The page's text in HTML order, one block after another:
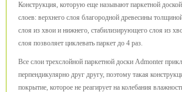
Конструкция, которую еще называют паркетной
слоев: верхнего слоя благородной древесины
слоя из хвои и нижнего, стабилизирующего слоя из
слоя позволяет циклевать паркет до 4 раз.
Все слои трехслойной паркетной доски Admonter
перпендикулярно друг другу, поэтому такая
покрытие, которое не реагирует на колебания